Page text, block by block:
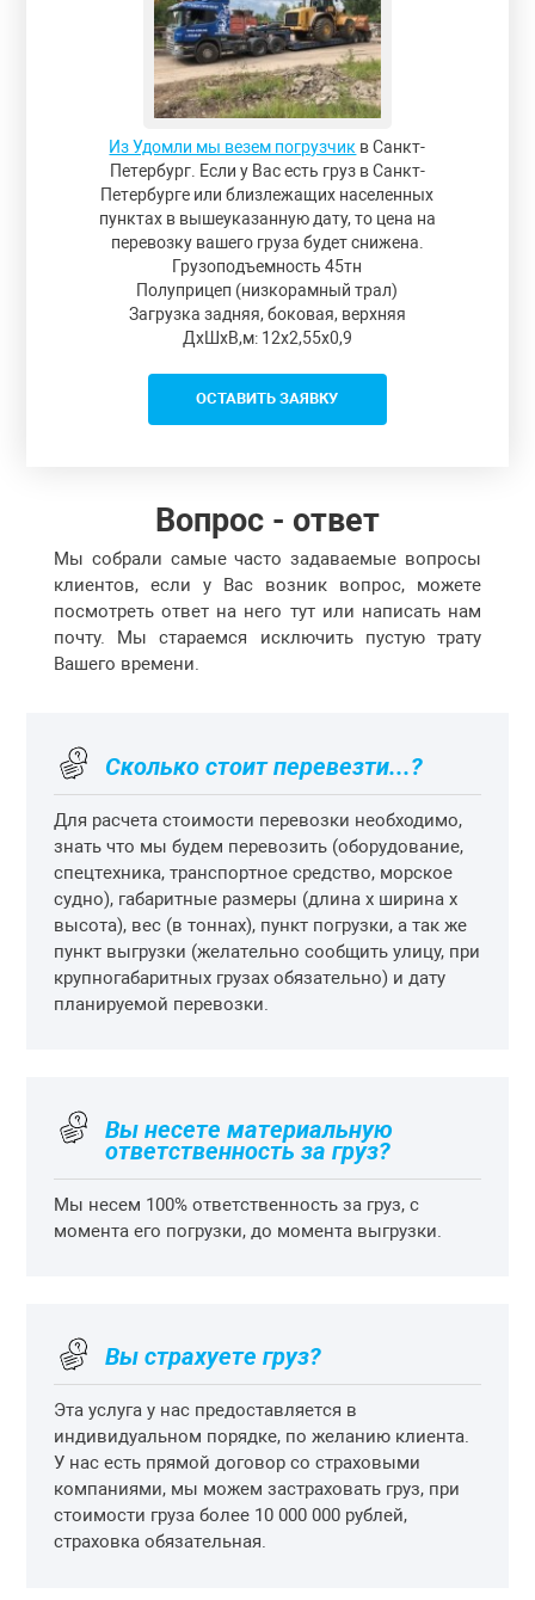
Из Удомли мы везем погрузчик в Санкт-
Петербург. Если у Вас есть груз в Санкт-
Петербурге или близлежащих населенных
пунктах в вышеуказанную дату, то цена на
перевозку вашего груза будет снижена.
Грузоподъемность 45тн
Полуприцеп (низкорамный трал)
Загрузка задняя, боковая, верхняя
ДxШxВ,м: 12x2,55x0,9
ОСТАВИТЬ ЗАЯВКУ
Вопрос - ответ
Мы собрали самые часто задаваемые вопросы
клиентов, если у Вас возник вопрос, можете
посмотреть ответ на него тут или написать нам
почту. Мы стараемся исключить пустую трату
Вашего времени.
Сколько стоит перевезти...?
Для расчета стоимости перевозки необходимо,
знать что мы будем перевозить (оборудование,
спецтехника, транспортное средство, морское
судно), габаритные размеры (длина х ширина х
высота), вес (в тоннах), пункт погрузки, а так же
пункт выгрузки (желательно сообщить улицу, при
крупногабаритных грузах обязательно) и дату
планируемой перевозки.
Вы несете материальную
ответственность за груз?
Мы несем 100% ответственность за груз, с
момента его погрузки, до момента выгрузки.
Вы страхуете груз?
Эта услуга у нас предоставляется в
индивидуальном порядке, по желанию клиента.
У нас есть прямой договор со страховыми
компаниями, мы можем застраховать груз, при
стоимости груза более 10 000 000 рублей,
страховка обязательная.